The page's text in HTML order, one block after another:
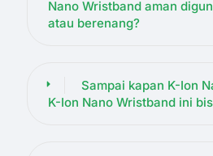
Nano Wristband aman
atau berenang?
Sampai kapan K-Ion
K-Ion Nano Wristband ini